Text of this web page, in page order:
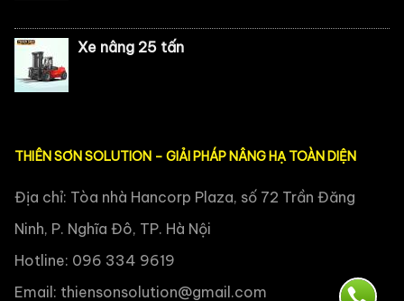
Xe nâng 25 tấn
THIÊN SƠN SOLUTION – GIẢI PHÁP NÂNG HẠ TOÀN DIỆN
Địa chỉ: Tòa nhà Hancorp Plaza, số 72 Trần Đăng
Ninh, P. Nghĩa Đô, TP. Hà Nội
Hotline: 096 334 9619
Email: thiensonsolution@gmail.com